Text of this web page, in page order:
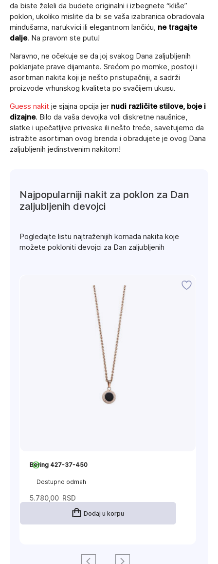
da biste želeli da budete originalni i izbegnete “kliše”
poklon, ukoliko mislite da bi se vaša izabranica obradovala
minđušama, narukvici ili elegantnom lančiću, ne tragajte
dalje. Na pravom ste putu!
Naravno, ne očekuje se da joj svakog Dana zaljubljenih
poklanjate prave dijamante. Srećom po momke, postoji i
asortiman nakita koji je nešto pristupačniji, a sadrži
proizvode vrhunskog kvaliteta po svačijem ukusu.
Guess nakit je sjajna opcija jer nudi različite stilove, boje i
dizajne. Bilo da vaša devojka voli diskretne naušnice,
slatke i upečatljive priveske ili nešto treće, savetujemo da
istražite asortiman ovog brenda i obradujete je ovog Dana
zaljubljenih jedinstvenim nakitom!
Najpopularniji nakit za poklon za Dan
zaljubljenih devojci
Pogledajte listu najtraženijih komada nakita koje
možete pokloniti devojci za Dan zaljubljenih
Dostupno odmah
Bering 427-37-450
5.780,00 RSD
Dodaj u korpu